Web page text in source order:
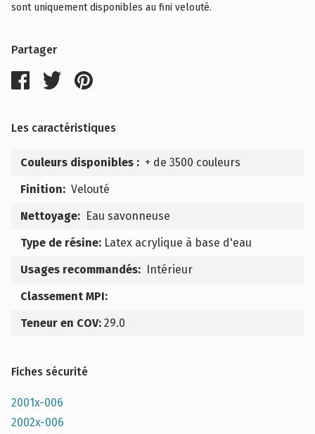
sont uniquement disponibles au fini velouté.
Partager
Les caractéristiques
Couleurs disponibles : + de 3500 couleurs
Finition: Velouté
Nettoyage: Eau savonneuse
Type de résine: Latex acrylique à base d'eau
Usages recommandés: Intérieur
Classement MPI:
Teneur en COV: 29.0
Fiches sécurité
2001x-006
2002x-006